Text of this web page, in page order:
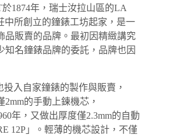
1874年，瑞士汝拉山區的LA
中所創立的鐘錶工坊起家，是一
品販賣的品牌。最初因精緻講究
知名鐘錶品牌的委託，品牌也因
入自家鐘錶的製作與販賣，
2mm的手動上鍊機芯，
年，又做出厚度僅2.3mm的自動
12P」。輕薄的機芯設計，不僅